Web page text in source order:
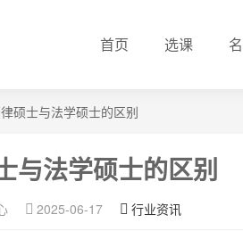
首页 选课
硕士与法学硕士的区别
与法学硕士的区别
2025-06-17 行业资讯